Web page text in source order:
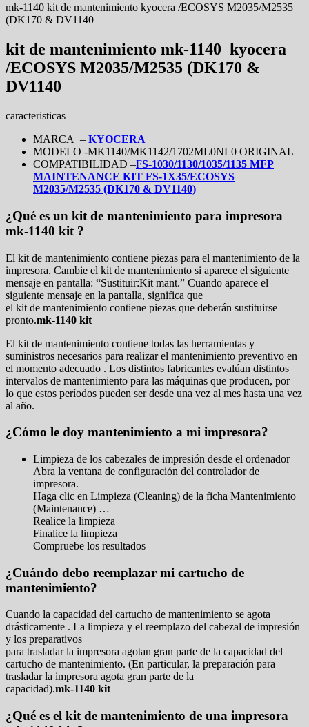
mk-1140 kit de mantenimiento kyocera /ECOSYS M2035/M2535
(DK170 & DV1140
kit de mantenimiento mk-1140 kyocera
/ECOSYS M2035/M2535 (DK170 &
DV1140
caracteristicas
MARCA – KYOCERA
MODELO -MK1140/MK1142/1702ML0NL0 ORIGINAL
COMPATIBILIDAD –FS-1030/1130/1035/1135 MFP
MAINTENANCE KIT FS-1X35/ECOSYS
M2035/M2535 (DK170 & DV1140)
¿Qué es un kit de mantenimiento para impresora
mk-1140 kit ?
El kit de mantenimiento contiene piezas para el mantenimiento de la
impresora. Cambie el kit de mantenimiento si aparece el siguiente
mensaje en pantalla: “Sustituir:Kit mant.” Cuando aparece el
siguiente mensaje en la pantalla, significa que
el kit de mantenimiento contiene piezas que deberán sustituirse
pronto.mk-1140 kit
El kit de mantenimiento contiene todas las herramientas y
suministros necesarios para realizar el mantenimiento preventivo en
el momento adecuado . Los distintos fabricantes evalúan distintos
intervalos de mantenimiento para las máquinas que producen, por
lo que estos períodos pueden ser desde una vez al mes hasta una vez
al año.
¿Cómo le doy mantenimiento a mi impresora?
Limpieza de los cabezales de impresión desde el ordenador
Abra la ventana de configuración del controlador de
impresora.
Haga clic en Limpieza (Cleaning) de la ficha Mantenimiento
(Maintenance) …
Realice la limpieza
Finalice la limpieza
Compruebe los resultados
¿Cuándo debo reemplazar mi cartucho de
mantenimiento?
Cuando la capacidad del cartucho de mantenimiento se agota
drásticamente . La limpieza y el reemplazo del cabezal de impresión
y los preparativos
para trasladar la impresora agotan gran parte de la capacidad del
cartucho de mantenimiento. (En particular, la preparación para
trasladar la impresora agota gran parte de la
capacidad).mk-1140 kit
¿Qué es el kit de mantenimiento de una impresora